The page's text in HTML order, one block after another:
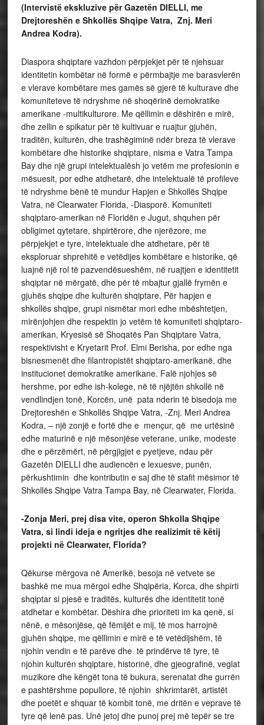
(Intervistë ekskluzive për Gazetën DIELLI, me
Drejtoreshën e Shkollës Shqipe Vatra, Znj. Meri
Andrea Kodra).
Diaspora shqiptare vazhdon përpjekjet për të njehsuar
identitetin kombëtar në formë e përmbajtje me barasvlerën
e vlerave kombëtare mes gamës së gjerë të kulturave dhe
komuniteteve të ndryshme në shoqërinë demokratike
amerikane -multikulturore. Me qëllimin e dëshirën e mirë,
dhe zellin e spikatur për të kultivuar e ruajtur gjuhën,
traditën, kulturën, dhe trashëgiminë ndër breza të vlerave
kombëtare dhe historike shqiptare, nisma e Vatra Tampa
Bay dhe një grupi intelektualësh jo vetëm me profesionin e
mësuesit, por edhe atdhetarë, dhe intelektualë të profileve
të ndryshme bënë të mundur Hapjen e Shkollës Shqipe
Vatra, në Clearwater Florida, -Diasporë. Komuniteti
shqiptaro-amerikan në Floridën e Jugut, shquhen për
obligimet qytetare, shpirtërore, dhe njerëzore, me
përpjekjet e tyre, intelektuale dhe atdhetare, për të
eksploruar shprehitë e vetëdijes kombëtare e historike, që
luajnë një rol të pazvendësueshëm, në ruajtjen e identitetit
shqiptar në mërgatë, dhe për të mbajtur gjallë frymën e
gjuhës shqipe dhe kulturën shqiptare, Për hapjen e
shkollës shqipe, grupi nismëtar mori edhe mbështetjen,
mirënjohjen dhe respektin jo vetëm të komuniteti shqiptaro-
amerikan, Kryesisë së Shoqatës Pan Shqiptare Vatra,
respektivisht e Kryetarit Prof. Elmi Berisha, por edhe nga
bisnesmenët dhe filantropistët shqiptaro-amerikanë, dhe
institucionet demokratike amerikane. Falë njohjes së
hershme, por edhe ish-kolege, në të njëjtën shkollë në
vendlindjen tonë, Korcën, unë pata nderin të bisedoja me
Drejtoreshën e Shkollës Shqipe Vatra, -Znj. Meri Andrea
Kodra, – një zonjë e fortë dhe e mençur, që me urtësinë
edhe maturinë e një mësonjëse veterane, unike, modeste
dhe e përzëmërt, në përgjigjet e pyetjeve, ndau për
Gazetën DIELLI dhe audiencën e lexuesve, punën,
përkushtimin dhe kontributin e saj dhe të stafit mësimor të
Shkollës Shqipe Vatra Tampa Bay, në Clearwater, Florida.
-Zonja Meri, prej disa vite, operon Shkolla Shqipe
Vatra, si lindi ideja e ngritjes dhe realizimit të këtij
projekti në Clearwater, Florida?
Qëkurse mërgova në Amerikë, besoja në vetvete se
bashkë me mua mërgoi edhe Shqipëria, Korca, dhe shpirti
shqiptar si pjesë e traditës, kulturës dhe identitetit tonë
atdhetar e kombëtar. Dëshira dhe prioriteti im ka qenë, si
nënë, e mësonjëse, që fëmijët e mij, të mos harrojnë
gjuhën shqipe, me qëllimin e mirë e të vetëdijshëm, të
njohin vendin e të parëve dhe të prindërve të tyre, të
njohin kulturën shqiptare, historinë, dhe gjeografinë, veglat
muzikore dhe këngët tona të bukura, serenatat dhe gurrën
e pashtërshme popullore, të njohin shkrimtarët, artistët
dhe poetët e shquar të kombit tonë, me dritën e veprave të
tyre që lenë pas. Unë jetoj dhe punoj prej më tepër se tre